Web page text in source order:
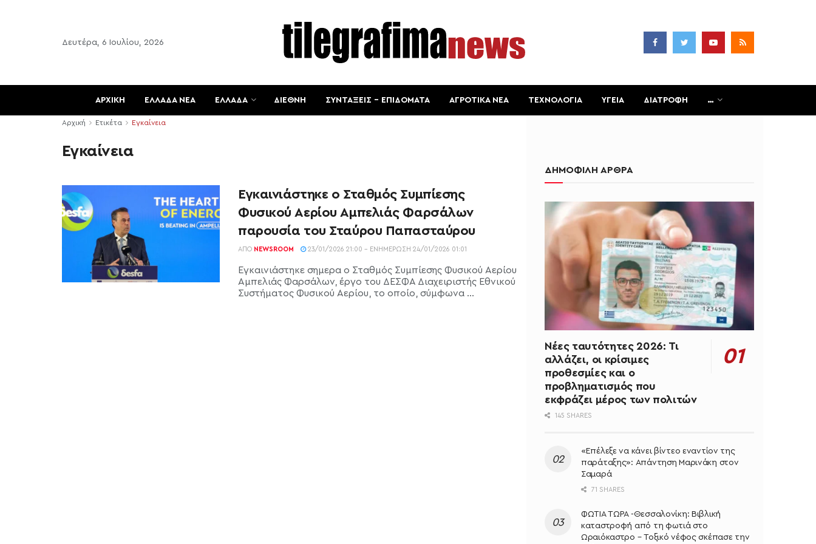
Δευτέρα, 6 Ιουλίου, 2026
ΑΡΧΙΚΗ ΕΛΛΑΔΑ ΝΕΑ ΕΛΛΑΔΑ ΔΙΕΘΝΗ ΣΥΝΤΑΞΕΙΣ – ΕΠΙΔΟΜΑΤΑ ΑΓΡΟΤΙΚΑ ΝΕΑ ΤΕΧΝΟΛΟΓΙΑ ΥΓΕΙΑ ΔΙΑΤΡΟΦΗ …
Αρχική Ετικέτα Εγκαίνεια
Εγκαίνεια
Εγκαινιάστηκε ο Σταθμός Συμπίεσης
Φυσικού Αερίου Αμπελιάς Φαρσάλων
παρουσία του Σταύρου Παπασταύρου
ΑΠΌ NEWSROOM 23/01/2026 21:00 - ΕΝΗΜΈΡΩΣΗ 24/01/2026 01:01
Εγκαινιάστηκε σημερα ο Σταθμός Συμπίεσης Φυσικού Αερίου
Αμπελιάς Φαρσάλων, έργο του ΔΕΣΦΑ Διαχειριστής Εθνικού
Συστήματος Φυσικού Αερίου, το οποίο, σύμφωνα ...
ΔΗΜΟΦΙΛΗ ΑΡΘΡΑ
Νέες ταυτότητες 2026: Τι
αλλάζει, οι κρίσιμες
προθεσμίες και ο
προβληματισμός που
εκφράζει μέρος των πολιτών
145 SHARES
«Επέλεξε να κάνει βίντεο εναντίον της
παράταξης»: Απάντηση Μαρινάκη στον
Σαμαρά
71 SHARES
ΦΩΤΙΑ ΤΩΡΑ -Θεσσαλονίκη: Βιβλική
καταστροφή από τη φωτιά στο
Ωραιόκαστρο – Τοξικό νέφος σκέπασε την